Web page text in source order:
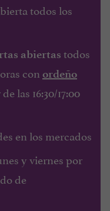
todos los
abiertas todos
con ordeño
las 16:30/17:00
en los mercados
y viernes por
de